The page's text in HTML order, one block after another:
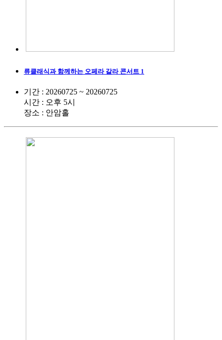
류클래식과 함께하는 오페라 갈라 콘서트 1
기간 : 20260725 ~ 20260725
시간 : 오후 5시
장소 : 안암홀